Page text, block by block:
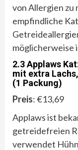
von Allergien zu
empfindliche
möglicherweise
2.3 Applaws
mit extra
(1 Packung)
Preis: €13,69
Applaws ist
getreidefreien
verwendet